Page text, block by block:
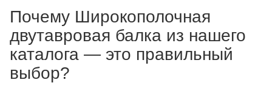
Почему Широкополочная
двутавровая балка из нашего
каталога — это правильный
выбор?